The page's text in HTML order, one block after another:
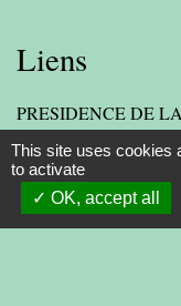
Liens
PRESIDENCE DE
PREMIER MINISTRE
MINISTERE DE
ASSEMBLEE
CONSEIL D'ETAT
This site uses cookies
to activate
OK, accept all